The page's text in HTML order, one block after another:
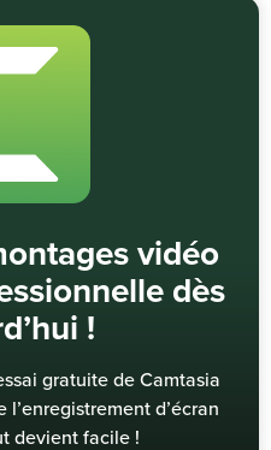
vidéo
dès
!
gratuite de Camtasia
d’écran
devient facile !